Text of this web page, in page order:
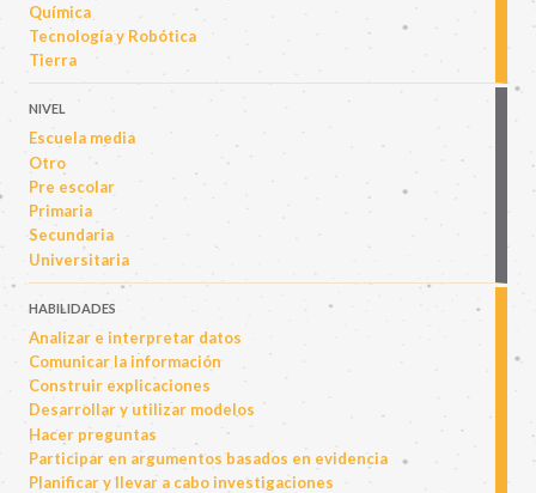
Química
Tecnología y Robótica
Tierra
NIVEL
Escuela media
Otro
Pre escolar
Primaria
Secundaria
Universitaria
HABILIDADES
Analizar e interpretar datos
Comunicar la información
Construir explicaciones
Desarrollar y utilizar modelos
Hacer preguntas
Participar en argumentos basados en evidencia
Planificar y llevar a cabo investigaciones